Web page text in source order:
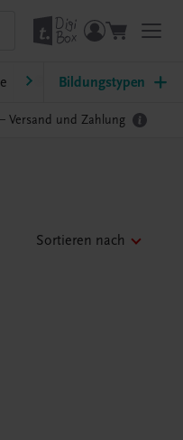
PTS Südtirol
Bildungstypen
Versand und Zahlung
Sortieren nach